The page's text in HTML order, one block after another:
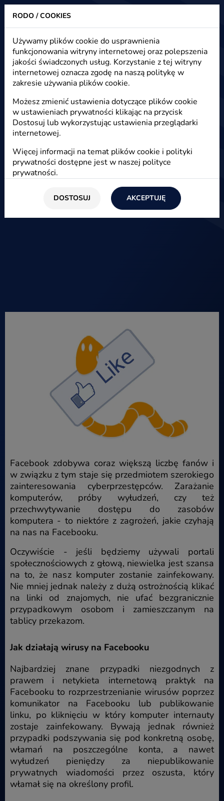
Heuristic - strony www, sklepy internetowe, e-marketing
Jak uniknąć wirusa na Facebooku
Blog E-społeczności
13 września 2012
Agnieszka
Facebook dostarcza informacji, rozrywki,
aplikacji oraz .. wirusy. Jak bronić swój profil i
komputer przed wirusami i czy są one
zagrożeniem.
Facebook zdobywa coraz większą liczbę fanów i
w związku z tym staje się przedmiotem szerokiego
zainteresowania cyberprzestępców. Zarażanie
komputerów, próby wyłudzeń, czy też
przechwytywanie dostępu do zasobów
komputera - to niektóre z zagrożeń, jakie czyhają
na nas na Facebooku.
Oczywiście - jeśli będziemy używali portali
społecznościowych z głową, niewielka jest szansa
na to, że nasz komputer zostanie zainfekowany.
Nie mniej jednak należy z dużą ostrożnością klikać
na linki od znajomych, nie ufać bezgranicznie
przypadkowym osobom i zamieszczanym na
tablicy przekazom.
Jak działają wirusy na Facebooku
Najbardziej znane przypadki niezgodnych z
prawem i netykieta internetową praktyk na
Facebooku to rozprzestrzenianie wirusów poprzez
komunikator na Facebooku lub publikowanie
linku, po kliknięciu w który komputer internauty
zostaje zainfekowany. Bywają jednak również
przypadki podszywania się pod konkretną osobę,
włamań na poszczególne konta, a nawet
wyłudzeń pieniędzy za niepublikowanie
prywatnych wiadomości przez oszusta, który
włamał się na określony profil.
RODO / COOKIES
Używamy plików cookie do usprawnienia
funkcjonowania witryny internetowej oraz polepszenia
jakości świadczonych usług. Korzystanie z tej witryny
internetowej oznacza zgodę na naszą politykę w
zakresie używania plików cookie.
Możesz zmienić ustawienia dotyczące plików cookie
w ustawieniach prywatności klikając na przycisk
Dostosuj lub wykorzystując ustawienia przeglądarki
internetowej.
Więcej informacji na temat plików cookie i polityki
prywatności dostępne jest w naszej polityce
prywatności.
DOSTOSUJ AKCEPTUJĘ